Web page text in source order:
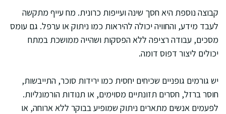
קבוצה נוספת היא חסך שינה ועייפות כרונית. מח עייף מתקשה
לעבד מידע, והחוויה יכולה להיראות כמו ניתוק או ערפל. גם עומס
מסכים, עבודה רציפה ללא הפסקות ושהייה ממושכת במתח
יכולים ליצור דפוס דומה.
יש גורמים גופניים שכיחים יחסית כמו ירידות סוכר, התייבשות,
חוסר ברזל, חסרים תזונתיים מסוימים, או תנודות הורמונליות.
לפעמים אנשים מתארים ניתוק שמופיע בבוקר ללא ארוחה, או